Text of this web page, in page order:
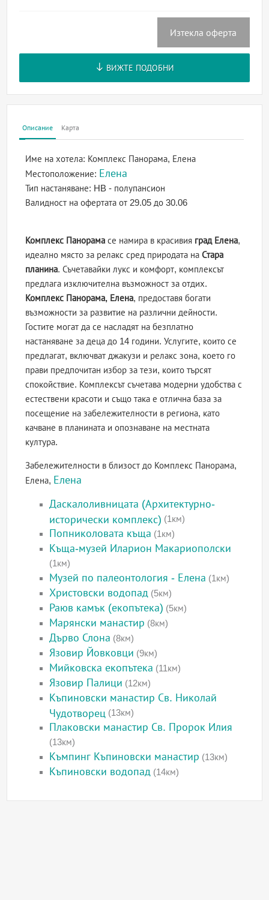
Изтекла оферта
ВИЖТЕ ПОДОБНИ
Описание Карта
Име на хотела: Комплекс Панорама, Елена
Местоположение: Елена
Тип настаняване: HB - полупансион
Валидност на офертатаот 29.05 до 30.06
Комплекс Панорама се намира в красивия град Елена,
идеално място за релакс сред природата наСтара
планина. Съчетавайки лукс и комфорт, комплексът
предлага изключителна възможност за отдих.
Комплекс Панорама, Елена, предоставя богати
възможности за развитие на различни дейности.
Гостите могат да се насладят на безплатно
настаняване за деца до 14 години. Услугите, които се
предлагат, включват джакузи и релакс зона, което го
прави предпочитан избор за тези, които търсят
спокойствие. Комплексът съчетава модерни удобства с
естествени красоти и също така е отлична база за
посещение на забележителности в региона, като
качване в планината и опознаване на местната
култура.
Забележителности в близост до Комплекс Панорама,
Елена, Елена
Даскалоливницата (Архитектурно-
исторически комплекс) (1км)
Попниколовата къща (1км)
Къща-музей Иларион Макариополски
(1км)
Музей по палеонтология - Елена (1км)
Христовски водопад (5км)
Раюв камък (екопътека) (5км)
Марянски манастир (8км)
Дърво Слона (8км)
Язовир Йовковци (9км)
Мийковска екопътека (11км)
Язовир Палици (12км)
Къпиновски манастир Св. Николай
Чудотворец (13км)
Плаковски манастир Св. Пророк Илия
(13км)
Къмпинг Къпиновски манастир (13км)
Къпиновски водопад (14км)